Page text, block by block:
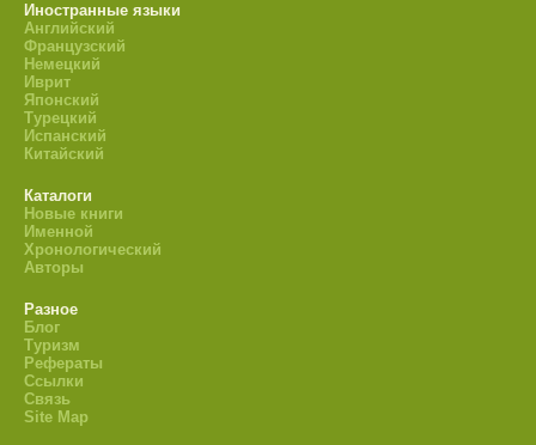
Иностранные языки
Английский
Французский
Немецкий
Иврит
Японский
Турецкий
Испанский
Китайский
Каталоги
Новые книги
Именной
Хронологический
Авторы
Разное
Блог
Туризм
Рефераты
Ссылки
Связь
Site Map